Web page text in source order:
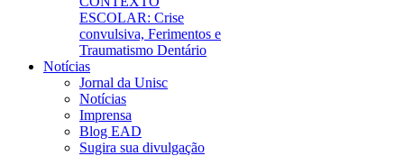
ESCOLAR: Crise
convulsiva, Ferimentos e
Traumatismo Dentário
Notícias
Jornal da Unisc
Notícias
Imprensa
Blog EAD
Sugira sua divulgação